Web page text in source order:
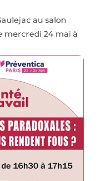
au salon
mercredi 24 mai à